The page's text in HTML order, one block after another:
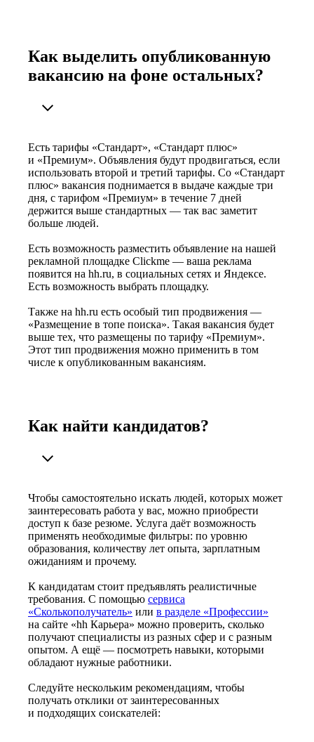
Как выделить опубликованную
вакансию на фоне остальных?
Есть тарифы «Стандарт», «Стандарт плюс»
и «Премиум». Объявления будут продвигаться, если
использовать второй и третий тарифы. Со «Стандарт
плюс» вакансия поднимается в выдаче каждые три
дня, с тарифом «Премиум» в течение 7 дней
держится выше стандартных — так вас заметит
больше людей.
Есть возможность разместить объявление на нашей
рекламной площадке Clickme — ваша реклама
появится на hh.ru, в социальных сетях и Яндексе.
Есть возможность выбрать площадку.
Также на hh.ru есть особый тип продвижения —
«Размещение в топе поиска». Такая вакансия будет
выше тех, что размещены по тарифу «Премиум».
Этот тип продвижения можно применить в том
числе к опубликованным вакансиям.
Как найти кандидатов?
Чтобы самостоятельно искать людей, которых может
заинтересовать работа у вас, можно приобрести
доступ к базе резюме. Услуга даёт возможность
применять необходимые фильтры: по уровню
образования, количеству лет опыта, зарплатным
ожиданиям и прочему.
К кандидатам стоит предъявлять реалистичные
требования. С помощью сервиса
«Сколькополучатель» или в разделе «Профессии»
на сайте «hh Карьера» можно проверить, сколько
получают специалисты из разных сфер и с разным
опытом. А ещё — посмотреть навыки, которыми
обладают нужные работники.
Следуйте нескольким рекомендациям, чтобы
получать отклики от заинтересованных
и подходящих соискателей: